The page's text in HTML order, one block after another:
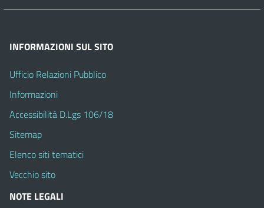
INFORMAZIONI SUL SITO
Ufficio Relazioni Pubblico
Informazioni
Accessibilità D.Lgs 106/18
Sitemap
Elenco siti tematici
Vecchio sito
NOTE LEGALI